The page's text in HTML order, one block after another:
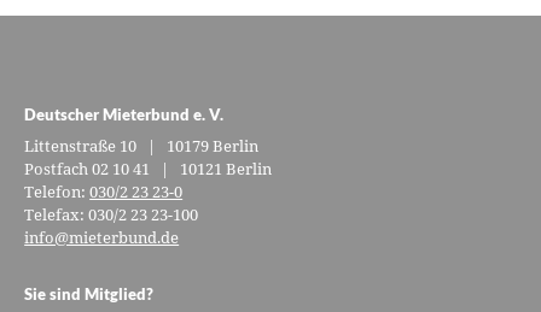
Deutscher Mieterbund e. V.
Littenstraße 10 | 10179 Berlin
Postfach 02 10 41 | 10121 Berlin
Telefon:030/2 23 23-0
Telefax: 030/2 23 23-100
info@mieterbund.de
Sie sind Mitglied?